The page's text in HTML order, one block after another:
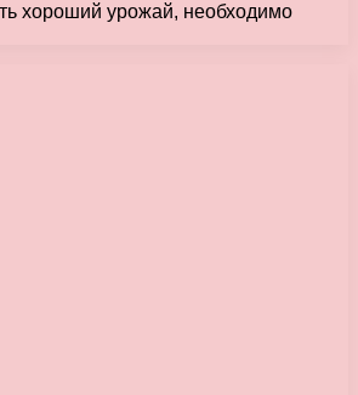
хороший урожай, необходимо